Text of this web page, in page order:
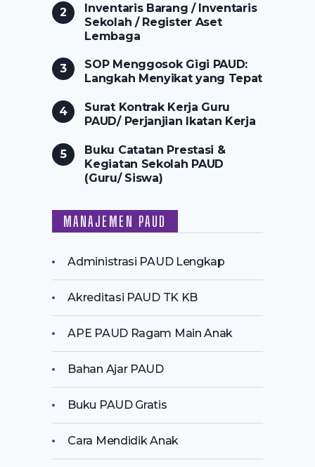
Inventaris Barang / Inventaris
Sekolah / Register Aset
Lembaga
SOP Menggosok Gigi PAUD:
Langkah Menyikat yang Tepat
Surat Kontrak Kerja Guru
PAUD/ Perjanjian Ikatan Kerja
Buku Catatan Prestasi &
Kegiatan Sekolah PAUD
(Guru/ Siswa)
MANAJEMEN PAUD
Administrasi PAUD Lengkap
Akreditasi PAUD TK KB
APE PAUD Ragam Main Anak
Bahan Ajar PAUD
Buku PAUD Gratis
Cara Mendidik Anak